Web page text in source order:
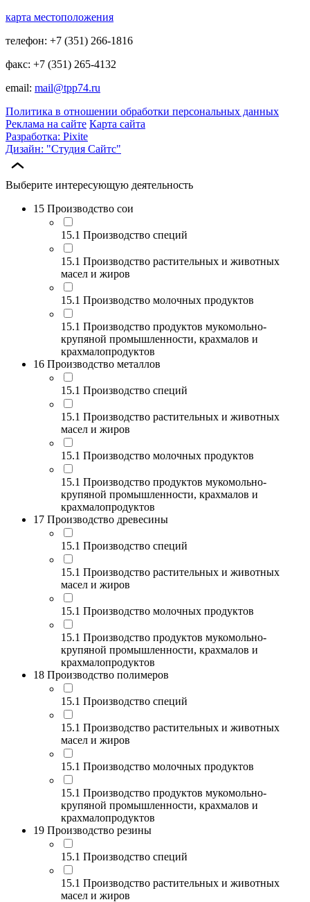
карта местоположения
телефон: +7 (351) 266-1816
факс: +7 (351) 265-4132
email: mail@tpp74.ru
Политика в отношении обработки персональных данных
Реклама на сайте Карта сайта
Разработка: Pixite
Дизайн: "Студия Сайтс"
Выберите интересующую деятельность
15 Производство сои
15.1 Производство специй
15.1 Производство растительных и животных
масел и жиров
15.1 Производство молочных продуктов
15.1 Производство продуктов мукомольно-
крупяной промышленности, крахмалов и
крахмалопродуктов
16 Производство металлов
15.1 Производство специй
15.1 Производство растительных и животных
масел и жиров
15.1 Производство молочных продуктов
15.1 Производство продуктов мукомольно-
крупяной промышленности, крахмалов и
крахмалопродуктов
17 Производство древесины
15.1 Производство специй
15.1 Производство растительных и животных
масел и жиров
15.1 Производство молочных продуктов
15.1 Производство продуктов мукомольно-
крупяной промышленности, крахмалов и
крахмалопродуктов
18 Производство полимеров
15.1 Производство специй
15.1 Производство растительных и животных
масел и жиров
15.1 Производство молочных продуктов
15.1 Производство продуктов мукомольно-
крупяной промышленности, крахмалов и
крахмалопродуктов
19 Производство резины
15.1 Производство специй
15.1 Производство растительных и животных
масел и жиров